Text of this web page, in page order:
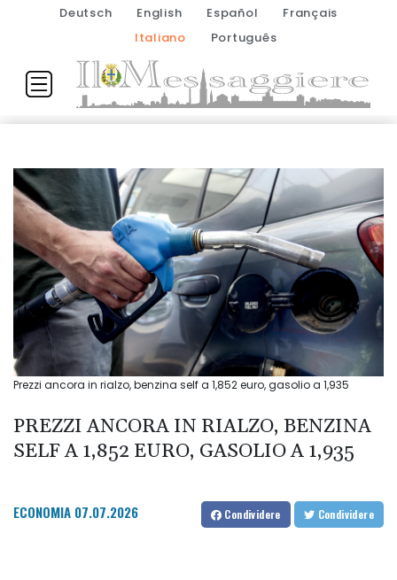
Deutsch English Español
Français
Italiano
Português
Prezzi ancora in rialzo, benzina self a 1,852 euro, gasolio a 1,935
PREZZI ANCORA IN RIALZO, BENZINA
SELF A 1,852 EURO, GASOLIO A 1,935
ECONOMIA 07.07.2026 Condividere Condividere